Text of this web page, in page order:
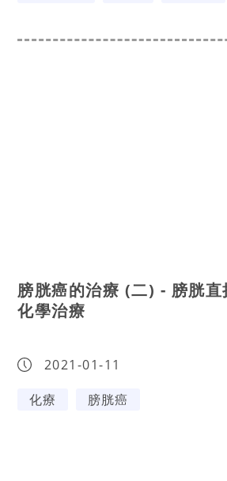
膀胱癌的治療 (二) - 膀胱直
化學治療
2021-01-11
化療
膀胱癌